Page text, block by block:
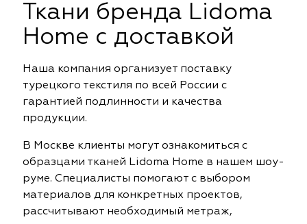
Ткани бренда Lidoma
Home с доставкой
Наша компания организует поставку
турецкого текстиля по всей России с
гарантией подлинности и качества
продукции.
В Москве клиенты могут ознакомиться с
образцами тканей Lidoma Home в нашем шоу-
руме. Специалисты помогают с выбором
материалов для конкретных проектов,
рассчитывают необходимый метраж,